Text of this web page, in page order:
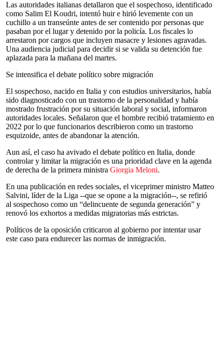
Las autoridades italianas detallaron que el sospechoso, identificado
como Salim El Koudri, intentó huir e hirió levemente con un
cuchillo a un transeúnte antes de ser contenido por personas que
pasaban por el lugar y detenido por la policía. Los fiscales lo
arrestaron por cargos que incluyen masacre y lesiones agravadas.
Una audiencia judicial para decidir si se valida su detención fue
aplazada para la mañana del martes.
Se intensifica el debate político sobre migración
El sospechoso, nacido en Italia y con estudios universitarios, había
sido diagnosticado con un trastorno de la personalidad y había
mostrado frustración por su situación laboral y social, informaron
autoridades locales. Señalaron que el hombre recibió tratamiento en
2022 por lo que funcionarios describieron como un trastorno
esquizoide, antes de abandonar la atención.
Aun así, el caso ha avivado el debate político en Italia, donde
controlar y limitar la migración es una prioridad clave en la agenda
de derecha de la primera ministra Giorgia Meloni.
En una publicación en redes sociales, el viceprimer ministro Matteo
Salvini, líder de la Liga --que se opone a la migración--, se refirió
al sospechoso como un “delincuente de segunda generación” y
renovó los exhortos a medidas migratorias más estrictas.
Políticos de la oposición criticaron al gobierno por intentar usar
este caso para endurecer las normas de inmigración.